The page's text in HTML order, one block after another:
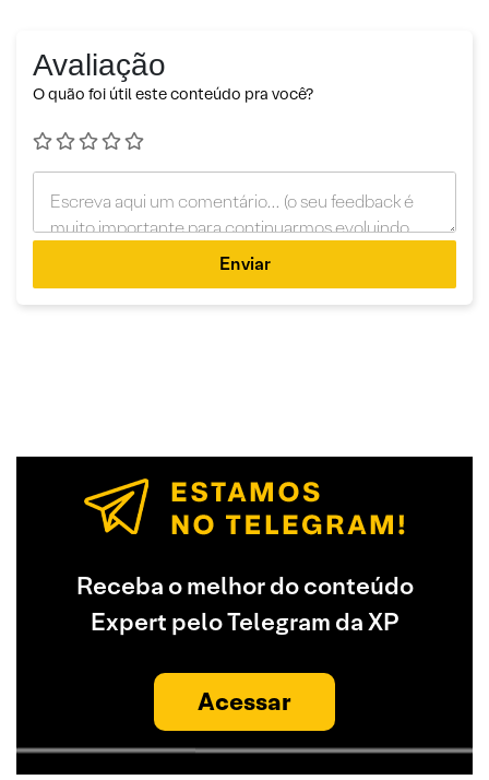
Avaliação
O quão foi útil este conteúdo pra você?
Enviar
Receba o melhor do conteúdo
Expert pelo Telegram da XP
Acessar